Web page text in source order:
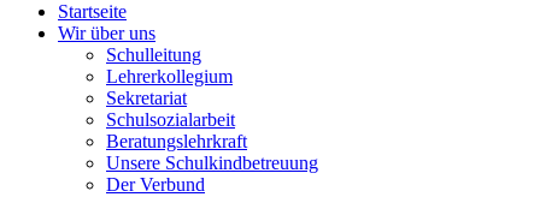
Startseite
Wir über uns
Schulleitung
Lehrerkollegium
Sekretariat
Schulsozialarbeit
Beratungslehrkraft
Unsere Schulkindbetreuung
Der Verbund